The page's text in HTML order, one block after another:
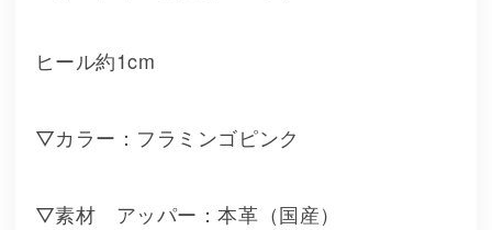
ヒール約1cm
▽カラー：フラミンゴピンク
▽素材 アッパー：本革（国産）